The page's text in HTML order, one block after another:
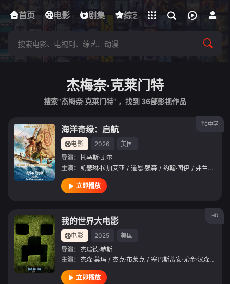
首页 电影 剧集 综艺 动漫 短剧
下载客户端
立即登录
杰梅奈·克莱门特
搜索"杰梅奈·克莱门特" ，找到 36部影视作品
TC中字
海洋奇缘：启航
电影 2026
美国
导演： 托马斯·凯尔
主演： 凯瑟琳·拉加艾亚 / 道恩·强森 / 约翰·图伊 / 弗兰基·亚当斯
立即播放
HD
我的世界大电影
电影 2025
美国
导演： 杰瑞德·赫斯
主演： 杰森·莫玛 / 杰克·布莱克 / 塞巴斯蒂安·尤金·汉森 /
立即播放